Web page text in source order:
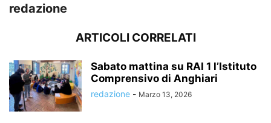
redazione
ARTICOLI CORRELATI
Sabato mattina su RAI 1 l’Istituto
Comprensivo di Anghiari
redazione - Marzo 13, 2026